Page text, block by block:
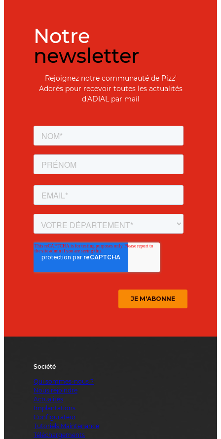
Notre
newsletter
Rejoignez notre communauté de Pizz'
Adorés pour recevoir toutes les actualités
d'ADIAL par mail
Société
Qui sommes-nous ?
Nous rejoindre
Actualités
Implantations
Configurateur
Tutoriels Maintenance
Téléchargements